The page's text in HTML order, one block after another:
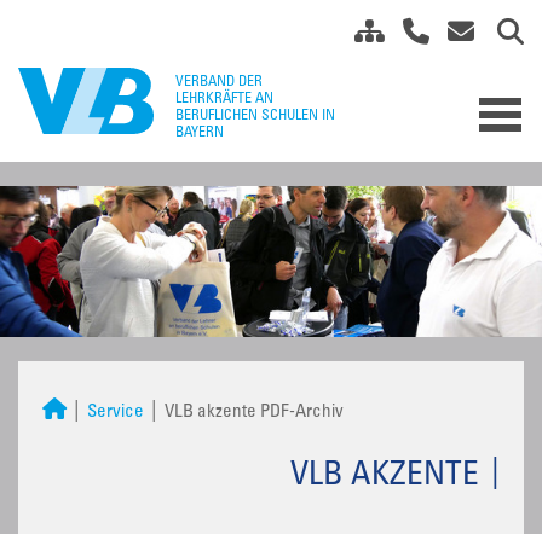
Service VLB akzente PDF-Archiv
VLB AKZENTE